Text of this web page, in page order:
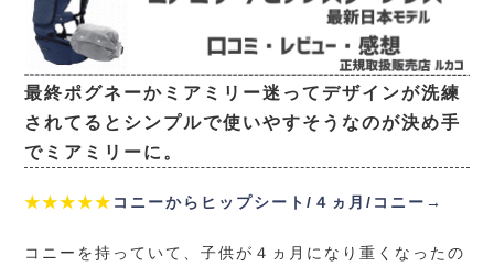
最終ポグネーかミアミリー迷ってデザインが洗練
されてるとシンプルで使いやすそうなのが決め手
でミアミリーに。
★★★★★ コニーからヒップシート/４ヵ月/コニー→
コニーを持っていて、子供が４ヵ月になり重くなったの